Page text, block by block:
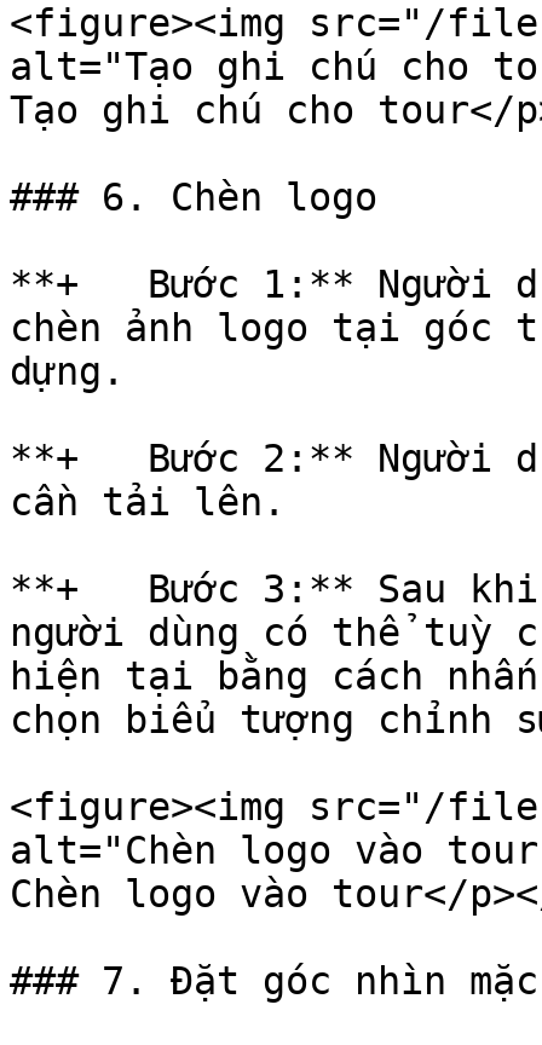
<figure><img src="/files/
alt="Tạo ghi chú cho
Tạo ghi chú cho tour</
### 6. Chèn logo
**+   Bước 1:** Người
chèn ảnh logo tại góc
dựng.
**+   Bước 2:** Người
cần tải lên.
**+   Bước 3:** Sau
người dùng có thể tuỳ
hiện tại bằng cách
chọn biểu tượng chỉnh
<figure><img src="/files/
alt="Chèn logo vào
Chèn logo vào tour</
### 7. Đặt góc nhìn